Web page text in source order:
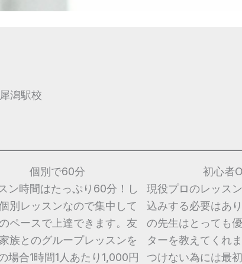
潟駅校
個別で60分
ン時間はたっぷり60分！し
別レッスンなので集中して
ペースで上達できます。友
族とのグループレッスンを
場合1時間1人あたり1,000円
初心者
現役プロのレッス
込みする必要はあ
の先生はとっても
ターを教えてくれ
つけない為には最